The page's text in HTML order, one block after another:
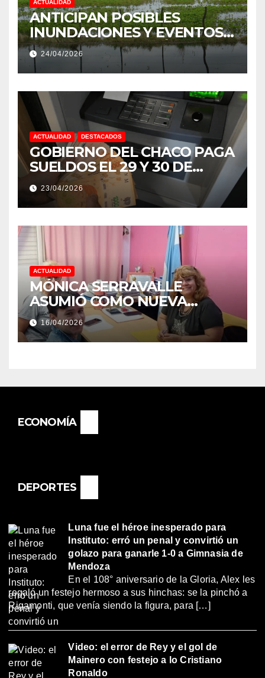
ACTUALIDAD
ANTICIPAN POSIBLES
INUNDACIONES Y EVENTOS
EXTREMOS: “PODRÍA SER UN
NIÑO MUY IMPORTANTE”
24/04/2026
ACTUALIDAD DESTACADOS
GOBIERNO DEL CHACO PAGA
SUELDOS EL 29 Y 30 DE
ABRIL, CON EL 2% DE
AUMENTO
23/04/2026
ACTUALIDAD
MÓNICA SERRAVALLE
ASUMIÓ COMO NUEVA
DIRECTORA DEL E.E.S. N° 82
«RENÉ FAVALORO» DE
BASAIL.
16/04/2026
ECONOMÍA
DEPORTES
Luna fue el héroe inesperado para
Instituto: erró un penal y convirtió un
golazo para ganarle 1-0 a Gimnasia de
Mendoza
En el 108° aniversario de la Gloria, Alex les
regaló un festejo hermoso a sus hinchas: se la pinchó a
Rigamonti, que venía siendo la figura, para […]
Video: el error de Rey y el gol de
Mainero con festejo a lo Cristiano
Ronaldo